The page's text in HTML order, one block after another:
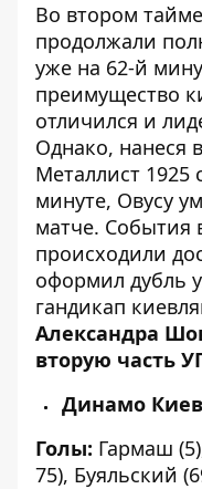
Во втором
продолжали
уже на 62-й
преимущество
отличился и
Однако, нанеся
Металлист 1925
минуте, Овусу
матче. События
происходили
оформил дубль
гандикап
Александра
вторую часть
Динамо Киев
Голы: Гармаш
75), Буяльский